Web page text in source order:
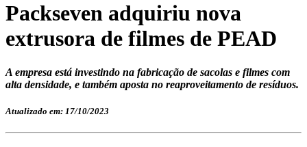
Packseven adquiriu nova
extrusora de filmes de PEAD
A empresa está investindo na fabricação de sacolas e filmes com
alta densidade, e também aposta no reaproveitamento de resíduos.
Atualizado em: 17/10/2023